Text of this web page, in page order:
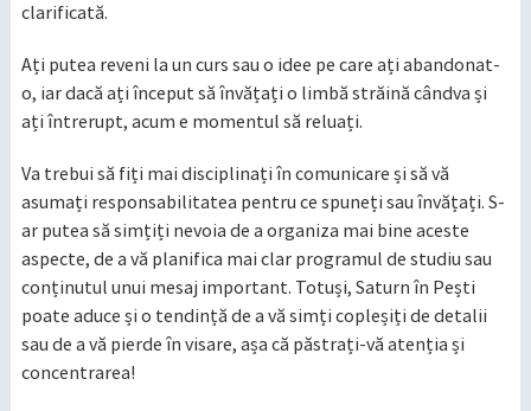
clarificată.
Ați putea reveni la un curs sau o idee pe care ați abandonat-
o, iar dacă ați început să învățați o limbă străină cândva și
ați întrerupt, acum e momentul să reluați.
Va trebui să fiți mai disciplinați în comunicare și să vă
asumați responsabilitatea pentru ce spuneți sau învățați. S-
ar putea să simțiți nevoia de a organiza mai bine aceste
aspecte, de a vă planifica mai clar programul de studiu sau
conținutul unui mesaj important. Totuși, Saturn în Pești
poate aduce și o tendință de a vă simți copleșiți de detalii
sau de a vă pierde în visare, așa că păstrați-vă atenția și
concentrarea!